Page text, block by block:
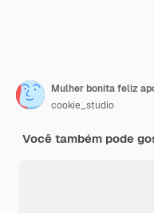
cookie_studio
Você também pode